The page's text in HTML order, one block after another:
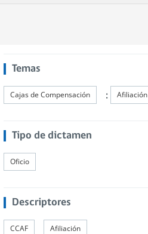
Temas
Cajas de Compensación : Afiliación
Tipo de dictamen
Oficio
Descriptores
CCAF Afiliación